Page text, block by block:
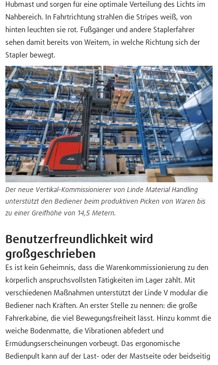
Hubmast und sorgen für eine optimale Verteilung des Lichts im
Nahbereich. In Fahrtrichtung strahlen die Stripes weiß, von
hinten leuchten sie rot. Fußgänger und andere Staplerfahrer
sehen damit bereits von Weitem, in welche Richtung sich der
Stapler bewegt.
Der neue Vertikal-Kommissionierer von Linde Material Handling
unterstützt den Bediener beim produktiven Picken von Waren bis
zu einer Greifhöhe von 14,5 Metern.
Benutzerfreundlichkeit wird
großgeschrieben
Es ist kein Geheimnis, dass die Warenkommissionierung zu den
körperlich anspruchsvollsten Tätigkeiten im Lager zählt. Mit
verschiedenen Maßnahmen unterstützt der Linde V modular die
Bediener nach Kräften. An erster Stelle zu nennen: die große
Fahrerkabine, die viel Bewegungsfreiheit lässt. Hinzu kommt die
weiche Bodenmatte, die Vibrationen abfedert und
Ermüdungserscheinungen vorbeugt. Das ergonomische
Bedienpult kann auf der Last- oder der Mastseite oder beidseitig